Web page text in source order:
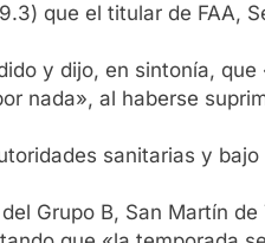
que el titular de FAA,
y dijo, en sintonía,
nada», al haberse
sanitarias y
Grupo B, San Martín